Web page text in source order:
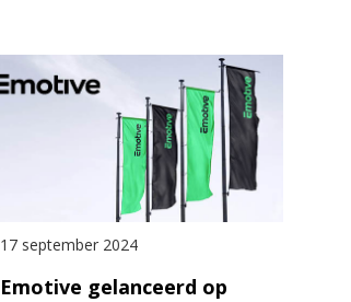
17 september 2024
Emotive gelanceerd op